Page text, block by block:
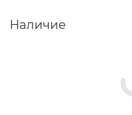
Наличие